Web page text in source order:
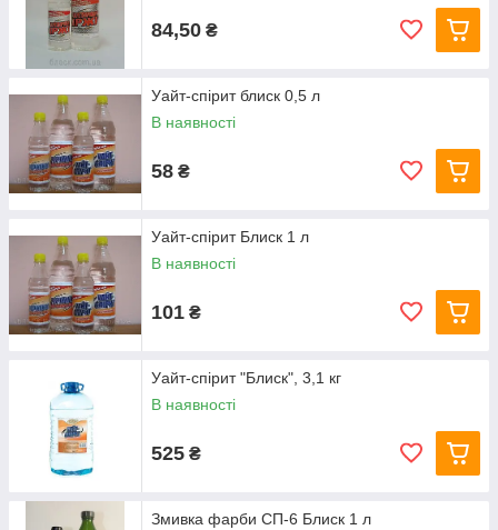
84,50 ₴
Уайт-спірит блиск 0,5 л
В наявності
58 ₴
Уайт-спірит Блиск 1 л
В наявності
101 ₴
Уайт-спірит "Блиск", 3,1 кг
В наявності
525 ₴
Змивка фарби СП-6 Блиск 1 л